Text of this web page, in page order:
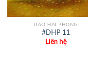
DAO HAI PHONG
#DHP 11
Liên hệ